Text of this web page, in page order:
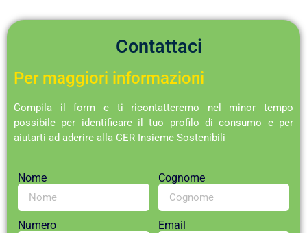
Contattaci
Per maggiori informazioni
Compila il form e ti ricontatteremo nel minor tempo
possibile per identificare il tuo profilo di consumo e per
aiutarti ad aderire alla CER Insieme Sostenibili
Nome Cognome
Numero Email